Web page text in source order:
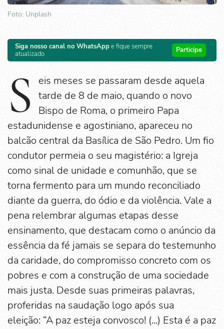
Foto: Unplash
Siga nosso canal no WhatsAppe fique sempre
atualizado
Participe
S
eis meses se passaram desde aquela
tarde de 8 de maio, quando o novo
Bispo de Roma, o primeiro Papa
estadunidense e agostiniano, apareceu no
balcão central da Basílica de São Pedro. Um fio
condutor permeia o seu magistério: a Igreja
como sinal de unidade e comunhão, que se
torna fermento para um mundo reconciliado
diante da guerra, do ódio e da violência. Vale a
pena relembrar algumas etapas desse
ensinamento, que destacam como o anúncio da
essência da fé jamais se separa do testemunho
da caridade, do compromisso concreto com os
pobres e com a construção de uma sociedade
mais justa. Desde suas primeiras palavras,
proferidas na saudação logo após sua
eleição: “A paz esteja convosco! (...) Esta é a paz